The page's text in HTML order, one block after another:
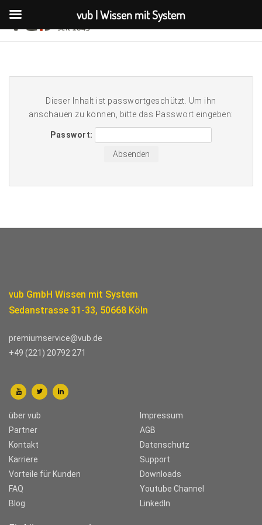
Dieser Inhalt ist passwortgeschützt. Um ihn
anschauen zu können, bitte das Passwort eingeben:
Passwort:
vub GmbH Wissen mit System
Sedanstrasse 31-33, 50668 Köln
premiumservice@vub.de
+49 (221) 20792 271
über vub
Partner
Kontakt
Karriere
Vorteile für Kunden
FAQ
Blog
Impressum
AGB
Datenschutz
Support
Downloads
Youtube Channel
LinkedIn
vub | Wissen mit System